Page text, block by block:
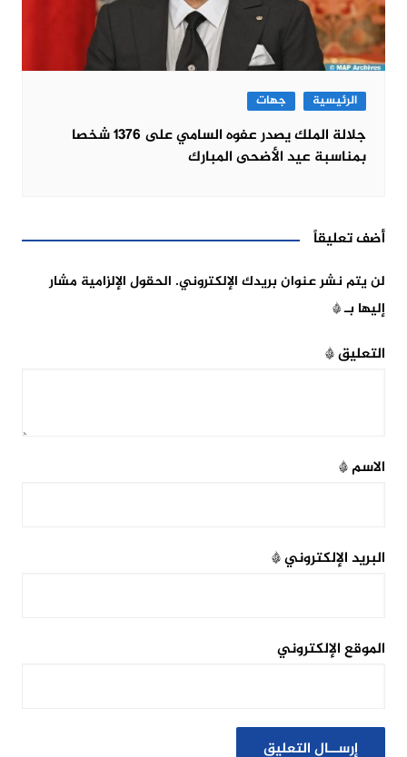
الرئيسية جهات
جلالة الملك يصدر عفوه السامي على 1376 شخصا
بمناسبة عيد الأضحى المبارك
أضف تعليقاً
لن يتم نشر عنوان بريدك الإلكتروني. الحقول الإلزامية مشار
إليها بـ*
التعليق*
الاسم*
البريد الإلكتروني*
الموقع الإلكتروني